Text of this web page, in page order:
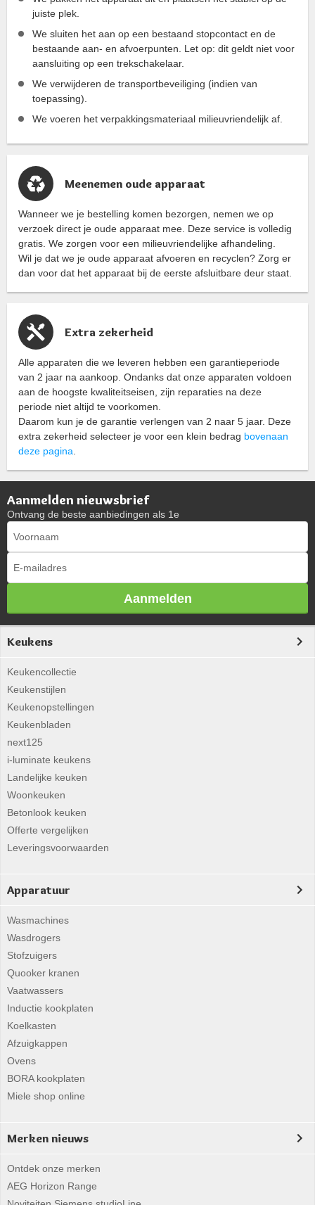
juiste plek.
We sluiten het aan op een bestaand stopcontact en de
bestaande aan- en afvoerpunten. Let op: dit geldt niet voor
aansluiting op een trekschakelaar.
We verwijderen de transportbeveiliging (indien van
toepassing).
We voeren het verpakkingsmateriaal milieuvriendelijk af.
Meenemen oude apparaat
Wanneer we je bestelling komen bezorgen, nemen we op
verzoek direct je oude apparaat mee. Deze service is volledig
gratis. We zorgen voor een milieuvriendelijke afhandeling.
Wil je dat we je oude apparaat afvoeren en recyclen? Zorg er
dan voor dat het apparaat bij de eerste afsluitbare deur staat.
Extra zekerheid
Alle apparaten die we leveren hebben een garantieperiode
van 2 jaar na aankoop. Ondanks dat onze apparaten voldoen
aan de hoogste kwaliteitseisen, zijn reparaties na deze
periode niet altijd te voorkomen.
Daarom kun je de garantie verlengen van 2 naar 5 jaar. Deze
extra zekerheid selecteer je voor een klein bedrag bovenaan
deze pagina
Aanmelden nieuwsbrief
Ontvang de beste aanbiedingen als 1e
Aanmelden
Keukens
Keukencollectie
Keukenstijlen
Keukenopstellingen
Keukenbladen
next125
i-luminate keukens
Landelijke keuken
Woonkeuken
Betonlook keuken
Offerte vergelijken
Leveringsvoorwaarden
Apparatuur
Wasmachines
Wasdrogers
Stofzuigers
Quooker kranen
Vaatwassers
Inductie kookplaten
Koelkasten
Afzuigkappen
Ovens
BORA kookplaten
Miele shop online
Merken nieuws
Ontdek onze merken
AEG Horizon Range